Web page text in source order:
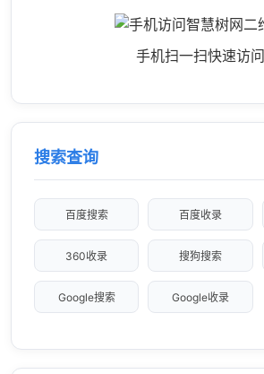
手机扫一扫快速访问
搜索查询
百度搜索 百度收录
360收录 搜狗搜索
Google搜索 Google收录